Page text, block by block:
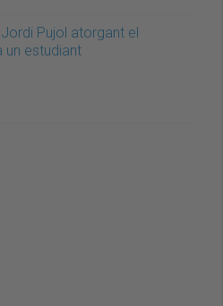
Pujol atorgant el
un estudiant